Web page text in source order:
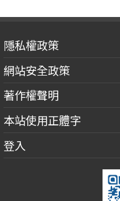
隱私權政策
網站安全政策
著作權聲明
本站使用正體字
登入